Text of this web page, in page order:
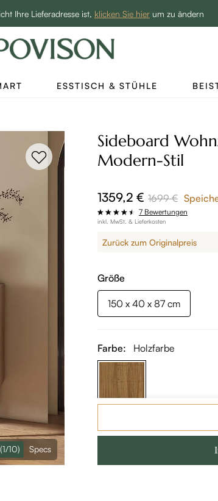
Ihre Lieferadresse ist, klicken Sie hier um zu ändern
12% Auf Beliebte Bundles→
ESSTISCH & STÜHLE
(1/10) Specs
Sideboard
Modern-Stil
1359,2 € 1699 €
7 Bewertungen
inkl. MwSt. & Lieferkosten
Zurück zum Originalpreis
Größe
150 x 40 x 87 cm
Farbe: Holzfarbe